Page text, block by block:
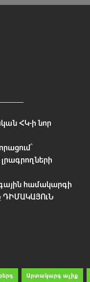
ՀԿ-ի նոր
համակարգի
ԴԻՄԱԿԱՅՈւՆ
Արտակարգ ալիք